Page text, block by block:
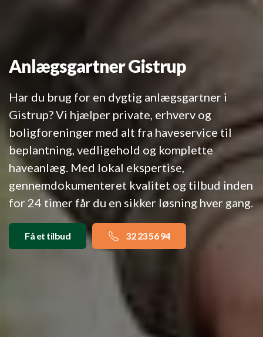
Anlægsgartner Gistrup
Har du brug for en dygtig anlægsgartner i
Gistrup? Vi hjælper private, erhverv og
boligforeninger med alt fra haveservice til
beplantning, vedligehold og komplette
haveanlæg. Med lokal ekspertise,
gennemdokumenteret kvalitet og tilbud inden
for 24 timer får du en sikker løsning hver gang.
Få et tilbud 32 23 56 94